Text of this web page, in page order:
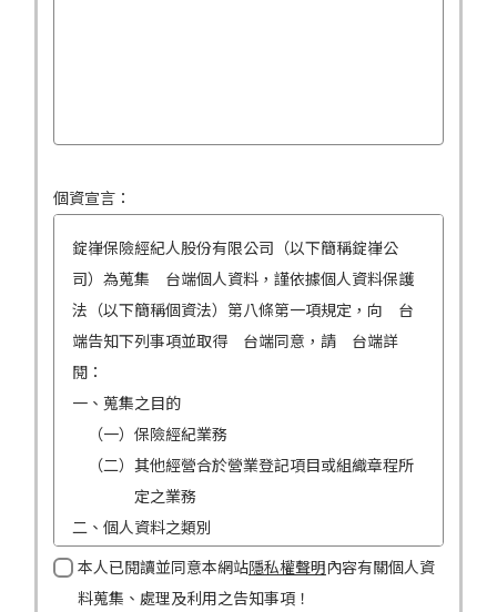
個資宣言：
錠嵂保險經紀人股份有限公司（以下簡稱錠嵂公
司）為蒐集 台端個人資料，謹依據個人資料保護
法（以下簡稱個資法）第八條第一項規定，向 台
端告知下列事項並取得 台端同意，請 台端詳
閱：
一、蒐集之目的
（一）保險經紀業務
（二）其他經營合於營業登記項目或組織章程所
定之業務
二、個人資料之類別
（一）姓名
（二）性別
本人已閱讀並同意本網站隱私權聲明內容有關個人資
料蒐集、處理及利用之告知事項！